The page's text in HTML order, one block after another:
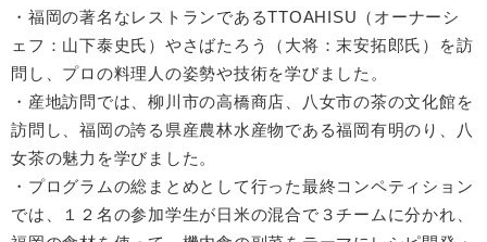
・福岡の著名なレストランであるTTOAHISU（オーナーシ
ェフ：山下泰史氏）やさばたろう（大将：末安拓郎氏）を訪
問し、プロの料理人の姿勢や技術を学びました。
・産地訪問では、柳川市の高橋商店、八女市の茶の文化館を
訪問し、福岡の誇る県産農林水産物である福岡有明のり、八
女茶の魅力を学びました。
・プログラムの総まとめとして行った最終コンペティション
では、１２名の参加学生が日米の混合で３チームに分かれ、